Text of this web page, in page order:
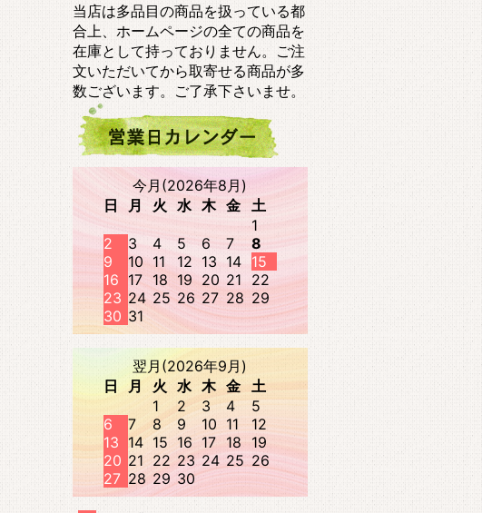
当店は多品目の商品を扱っている都
合上、ホームページの全ての商品を
在庫として持っておりません。ご注
文いただいてから取寄せる商品が多
数ございます。ご了承下さいませ。
今月(2026年8月)
日
月 火 水 木 金
土
1
2
3 4 5 6 7
8
9
10 11 12 13 14
15
16 17 18 19 20 21
22
23 24 25 26 27 28 29
30 31
翌月(2026年9月)
日
月 火 水 木 金
土
1
2 3 4
5
6
7 8 9 10 11
12
13 14 15 16 17 18
19
20 21 22 23 24 25 26
27 28 29 30